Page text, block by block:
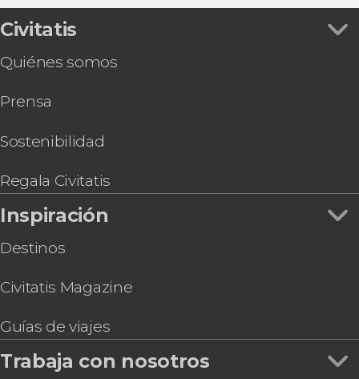
Civitatis
Quiénes somos
Prensa
Sostenibilidad
Regala Civitatis
Inspiración
Destinos
Civitatis Magazine
Guías de viajes
Trabaja con nosotros